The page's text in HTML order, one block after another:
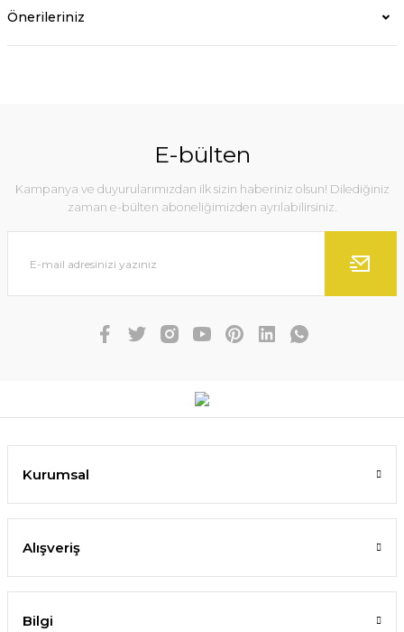
Önerileriniz
E-bülten
Kampanya ve duyurularımızdan ilk sizin haberiniz olsun! Dilediğiniz
zaman e-bülten aboneliğimizden ayrılabilirsiniz.
Kurumsal
Alışveriş
Bilgi